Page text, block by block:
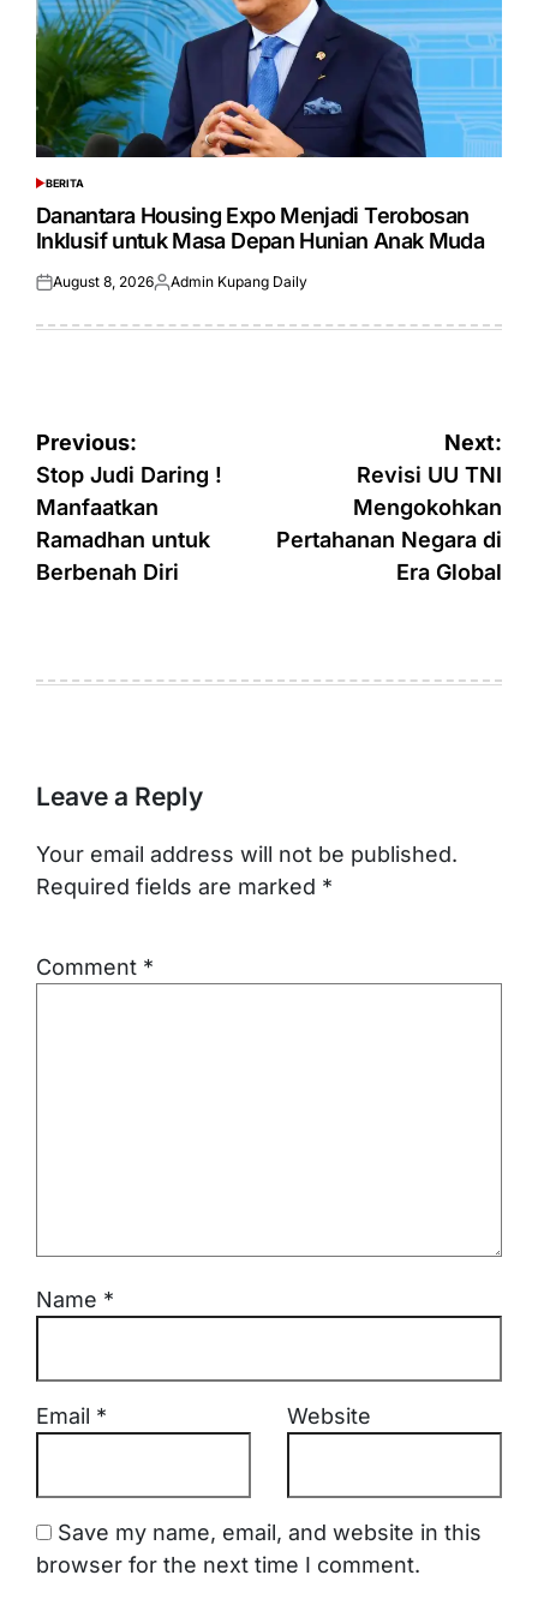
POSTED
IN
BERITA
Danantara Housing Expo Menjadi Terobosan
Inklusif untuk Masa Depan Hunian Anak Muda
Posted
August 8, 2026Posted
Admin Kupang Daily
Post
navigation
Previous:
Stop Judi Daring !
Manfaatkan
Ramadhan untuk
Berbenah Diri
Next:
Revisi UU TNI
Mengokohkan
Pertahanan Negara di
Era Global
Leave a Reply
Your email address will not be published.
Required fields are marked *
Comment *
Name *
Email * Website
Save my name, email, and website in this
browser for the next time I comment.